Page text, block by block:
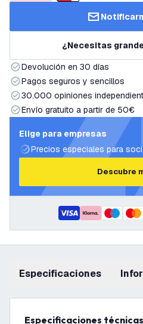
¿Necesitas
Devolución en 30 días
Pagos seguros y sencillos
30.000 opiniones
Envío gratuito a partir de 50€
Elige para empresas
Precios especiales para
Descubre
Especificaciones
Especificaciones técnicas